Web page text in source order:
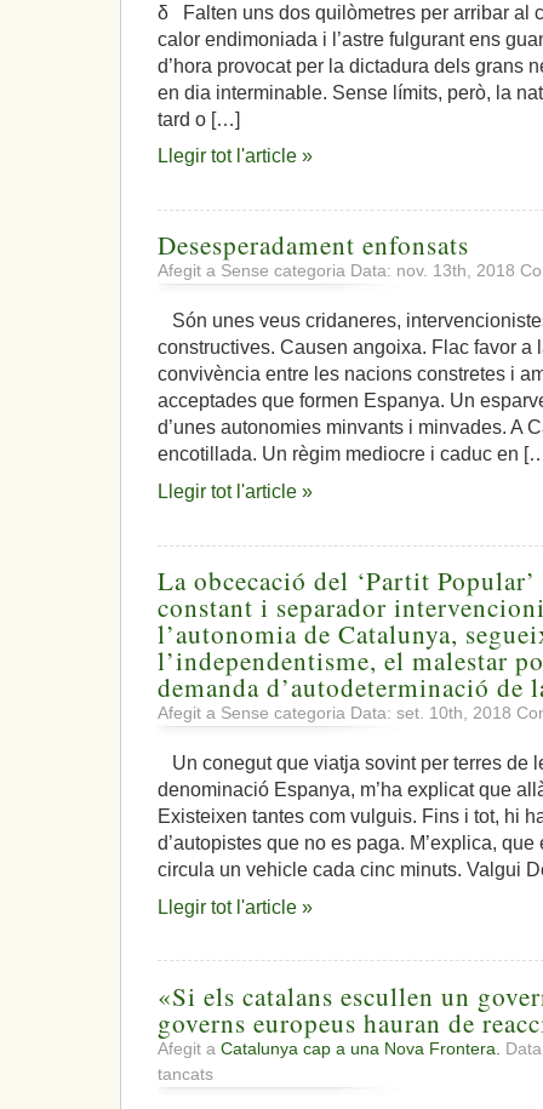
δ Falten uns dos quilòmetres per arribar al
calor endimoniada i l’astre fulgurant ens
d’hora provocat per la dictadura dels grans
en dia interminable. Sense límits, però, la
tard o […]
Llegir tot l'article »
Desesperadament enfonsats
Afegit a Sense categoria Data: nov. 13th, 2018
Són unes veus cridaneres,
constructives. Causen angoixa. Flac favor a
convivència entre les nacions constretes i
acceptades que formen Espanya. Un
d’unes autonomies minvants i minvades. A
encotillada. Un règim mediocre i caduc en
Llegir tot l'article »
La obcecació del ‘Partit
constant i separador
l’autonomia de Catalunya,
l’independentisme, el malestar
demanda d’autodeterminació de
Afegit a Sense categoria Data: set. 10th, 2018
Un conegut que viatja sovint per terres de
denominació Espanya, m’ha explicat que
Existeixen tantes com vulguis. Fins i tot, hi
d’autopistes que no es paga. M’explica,
circula un vehicle cada cinc minuts. Valgui
Llegir tot l'article »
«Si els catalans escullen un
governs europeus hauran de
Afegit a Catalunya cap a una Nova Frontera.
tancats
«Si